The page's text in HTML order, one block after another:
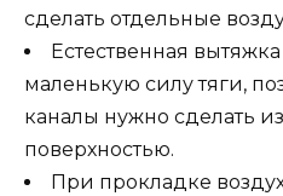
сделать отдельные
Естественная
маленькую силу тяги,
каналы нужно сделать
поверхностью.
При прокладке